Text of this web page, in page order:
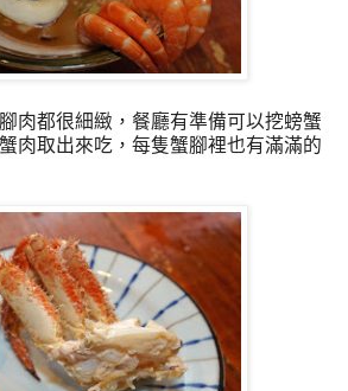
肉都很細緻，餐廳有準備可以挖螃蟹
肉取出來吃，每隻蟹腳裡也有滿滿的